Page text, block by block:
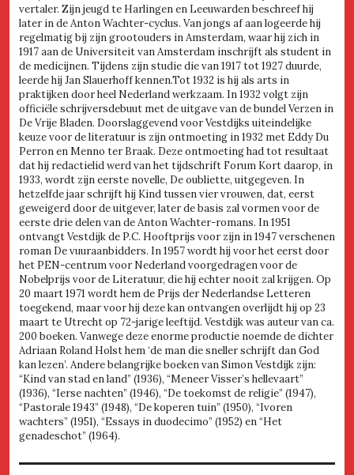
vertaler. Zijn jeugd te Harlingen en Leeuwarden beschreef hij
later in de Anton Wachter-cyclus. Van jongs af aan logeerde hij
regelmatig bij zijn grootouders in Amsterdam, waar hij zich in
1917 aan de Universiteit van Amsterdam inschrijft als student in
de medicijnen. Tijdens zijn studie die van 1917 tot 1927 duurde,
leerde hij Jan Slauerhoff kennen.Tot 1932 is hij als arts in
praktijken door heel Nederland werkzaam. In 1932 volgt zijn
officiële schrijversdebuut met de uitgave van de bundel Verzen in
De Vrije Bladen. Doorslaggevend voor Vestdijks uiteindelijke
keuze voor de literatuur is zijn ontmoeting in 1932 met Eddy Du
Perron en Menno ter Braak. Deze ontmoeting had tot resultaat
dat hij redactielid werd van het tijdschrift Forum Kort daarop, in
1933, wordt zijn eerste novelle, De oubliette, uitgegeven. In
hetzelfde jaar schrijft hij Kind tussen vier vrouwen, dat, eerst
geweigerd door de uitgever, later de basis zal vormen voor de
eerste drie delen van de Anton Wachter-romans. In 1951
ontvangt Vestdijk de P.C. Hooftprijs voor zijn in 1947 verschenen
roman De vuuraanbidders. In 1957 wordt hij voor het eerst door
het PEN-centrum voor Nederland voorgedragen voor de
Nobelprijs voor de Literatuur, die hij echter nooit zal krijgen. Op
20 maart 1971 wordt hem de Prijs der Nederlandse Letteren
toegekend, maar voor hij deze kan ontvangen overlijdt hij op 23
maart te Utrecht op 72-jarige leeftijd. Vestdijk was auteur van ca.
200 boeken. Vanwege deze enorme productie noemde de dichter
Adriaan Roland Holst hem ‘de man die sneller schrijft dan God
kan lezen’. Andere belangrijke boeken van Simon Vestdijk zijn:
“Kind van stad en land” (1936), “Meneer Visser’s hellevaart”
(1936), “Ierse nachten” (1946), “De toekomst de religie” (1947),
“Pastorale 1943” (1948), “De koperen tuin” (1950), “Ivoren
wachters” (1951), “Essays in duodecimo” (1952) en “Het
genadeschot” (1964).